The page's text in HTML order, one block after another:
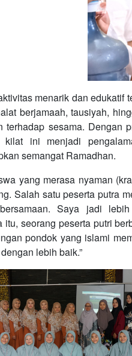
menarik dan edukatif
berjamaah, tausiyah,
terhadap sesama. Dengan
kilat ini menjadi
semangat Ramadhan.
yang merasa nyaman
Salah satu peserta putra
Saya jadi
itu, seorang peserta putri
pondok yang islami
lebih baik.”